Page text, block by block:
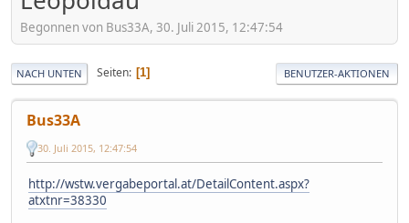
Begonnen von Bus33A, 30. Juli 2015, 12:47:54
NACH UNTEN Seiten 1 BENUTZER-AKTIONEN
Bus33A
30. Juli 2015, 12:47:54
http://wstw.vergabeportal.at/DetailContent.aspx?
atxtnr=38330